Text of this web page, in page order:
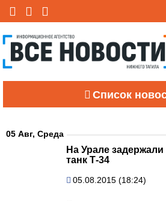
Список
05 Авг, Среда
На Урале
танк Т-34
05.08.2015 (18:24)